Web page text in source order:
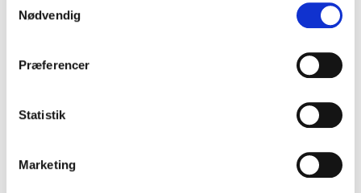
Nødvendig
Præferencer
Statistik
Marketing
Båd
Erhvervsforsikringer
Supplerende oplysninger
Det kunne f.eks. være oplysninger om nuværende